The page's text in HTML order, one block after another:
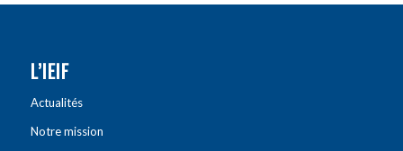
L’IEIF
Actualités
Notre mission